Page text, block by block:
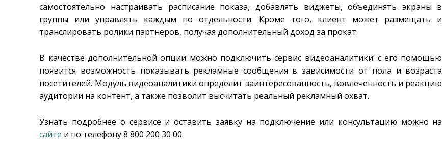
самостоятельно настраивать расписание показа, добавлять виджеты, объединять экраны в
группы или управлять каждым по отдельности. Кроме того, клиент может размещать и
транслировать ролики партнеров, получая дополнительный доход за прокат.
В качестве дополнительной опции можно подключить сервис видеоаналитики: с его помощью
появится возможность показывать рекламные сообщения в зависимости от пола и возраста
посетителей. Модуль видеоаналитики определит заинтересованность, вовлеченность и реакцию
аудитории на контент, а также позволит высчитать реальный рекламный охват.
Узнать подробнее о сервисе и оставить заявку на подключение или консультацию можно на
сайте и по телефону 8 800 200 30 00.